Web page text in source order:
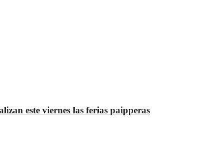
este viernes las ferias paipperas